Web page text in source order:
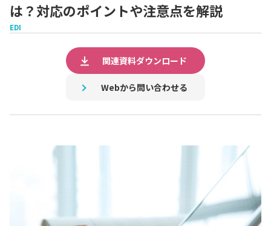
は？対応のポイントや注意点を解説
EDI
関連資料ダウンロード
Webから問い合わせる